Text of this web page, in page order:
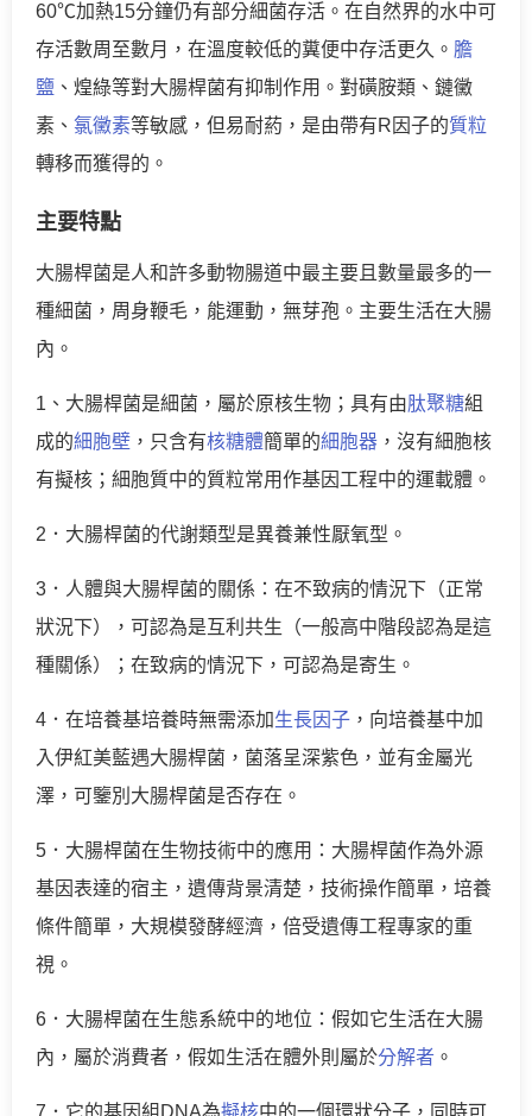
60℃加熱15分鐘仍有部分細菌存活。在自然界的水中可
存活數周至數月，在溫度較低的糞便中存活更久。 膽
鹽 、煌綠等對大腸桿菌有抑制作用。對磺胺類、鏈黴
素、 氯黴素等敏感，但易耐葯，是由帶有R因子的質粒
轉移而獲得的。
主要特點
大腸桿菌是人和許多動物腸道中最主要且數量最多的一
種細菌，周身鞭毛，能運動，無芽孢。主要生活在大腸
內。
1、大腸桿菌是細菌，屬於原核生物；具有由肽聚糖組
成的細胞壁 ，只含有核糖體簡單的細胞器 ，沒有細胞核
有擬核；細胞質中的質粒常用作基因工程中的運載體。
2．大腸桿菌的代謝類型是異養兼性厭氧型。
3．人體與大腸桿菌的關係：在不致病的情況下（正常
狀況下），可認為是互利共生（一般高中階段認為是這
種關係）；在致病的情況下，可認為是寄生。
4．在培養基培養時無需添加生長因子 ，向培養基中加
入伊紅美藍遇大腸桿菌，菌落呈深紫色，並有金屬光
澤，可鑒別大腸桿菌是否存在。
5．大腸桿菌在生物技術中的應用：大腸桿菌作為外源
基因表達的宿主，遺傳背景清楚，技術操作簡單，培養
條件簡單，大規模發酵經濟，倍受遺傳工程專家的重
視。
6．大腸桿菌在生態系統中的地位：假如它生活在大腸
內，屬於消費者，假如生活在體外則屬於分解者 。